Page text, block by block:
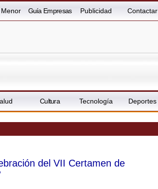
Guía Empresas Publicidad Contactar
Cultura Tecnología Deportes
del VII Certamen de